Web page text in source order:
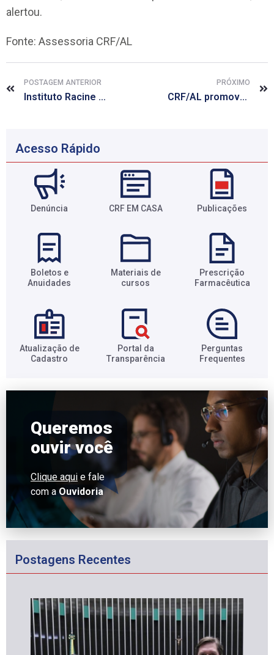
alertou.
Fonte: Assessoria CRF/AL
POSTAGEM ANTERIOR
Instituto Racine amplia prazo de inscrição para participar de sorteio de bolsa de estudos
PRÓXIMO
CRF/AL promove manhã de beleza em comemoração ao Dia da Mulher
Acesso Rápido
Denúncia CRF EM CASA Publicações
Boletos e
Anuidades​
Materiais de
cursos​
Prescrição
Farmacêutica​
Atualização de
Cadastro​
Portal da
Transparência​
Perguntas
Frequentes​
Queremos
ouvir você
Clique aqui e fale
com aOuvidoria
Postagens Recentes